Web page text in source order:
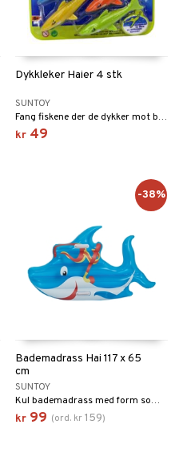
Dykkleker Haier 4 stk
SUNTOY
Fang fiskene der de dykker mot bunnen.
kr 49
Bademadrass Hai 117 x 65
cm
SUNTOY
Kul bademadrass med form som en hai.
kr 99 (ord. kr 159)
-38%